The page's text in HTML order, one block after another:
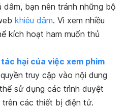
dâm, bạn nên tránh những bộ
khiêu dâm. Vì xem nhiều
kích hoạt ham muốn thủ
tác hại của việc xem phim
truy cập vào nội dung
sử dụng các trình duyệt
trên các thiết bị điện tử.